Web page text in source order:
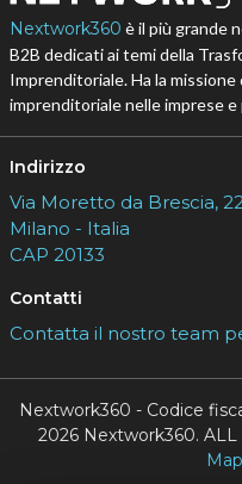
Nextwork360 è il più grande
B2B dedicati ai temi della
Imprenditoriale. Ha la
imprenditoriale nelle imprese
Indirizzo
Via Moretto da Brescia,
Milano - Italia
CAP 20133
Contatti
Contatta il nostro team
Nextwork360 - Codice
2026 Nextwork360. ALL